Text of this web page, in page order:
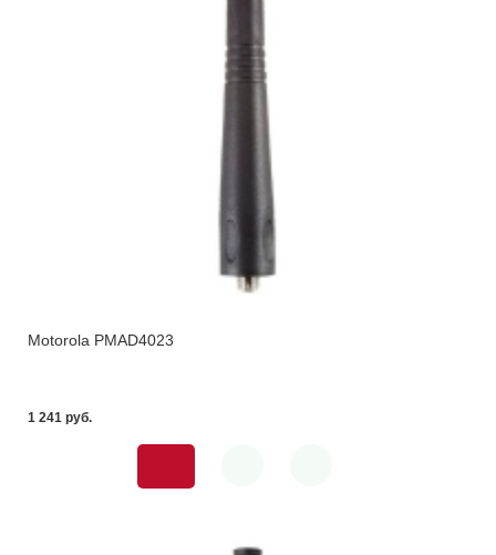
Motorola PMAD4023
1 241 pуб.